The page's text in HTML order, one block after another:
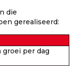
die
gerealiseerd:
groei per dag